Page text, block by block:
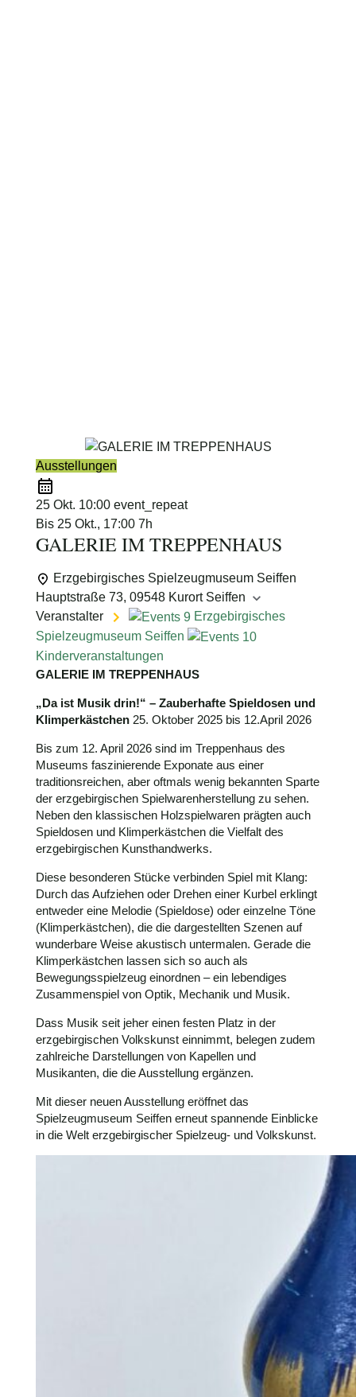
Ausstellungen
25 Okt. 10:00 event_repeat
Bis 25 Okt., 17:00 7h
GALERIE IM TREPPENHAUS
Erzgebirgisches Spielzeugmuseum Seiffen
Hauptstraße 73, 09548 Kurort Seiffen
Veranstalter
Erzgebirgisches
Spielzeugmuseum Seiffen
Kinderveranstaltungen
GALERIE IM TREPPENHAUS
„Da ist Musik drin!“ – Zauberhafte Spieldosen und
Klimperkästchen 25. Oktober 2025 bis 12.April 2026
Bis zum 12. April 2026 sind im Treppenhaus des
Museums faszinierende Exponate aus einer
traditionsreichen, aber oftmals wenig bekannten Sparte
der erzgebirgischen Spielwarenherstellung zu sehen.
Neben den klassischen Holzspielwaren prägten auch
Spieldosen und Klimperkästchen die Vielfalt des
erzgebirgischen Kunsthandwerks.
Diese besonderen Stücke verbinden Spiel mit Klang:
Durch das Aufziehen oder Drehen einer Kurbel erklingt
entweder eine Melodie (Spieldose) oder einzelne Töne
(Klimperkästchen), die die dargestellten Szenen auf
wunderbare Weise akustisch untermalen. Gerade die
Klimperkästchen lassen sich so auch als
Bewegungsspielzeug einordnen – ein lebendiges
Zusammenspiel von Optik, Mechanik und Musik.
Dass Musik seit jeher einen festen Platz in der
erzgebirgischen Volkskunst einnimmt, belegen zudem
zahlreiche Darstellungen von Kapellen und
Musikanten, die die Ausstellung ergänzen.
Mit dieser neuen Ausstellung eröffnet das
Spielzeugmuseum Seiffen erneut spannende Einblicke
in die Welt erzgebirgischer Spielzeug- und Volkskunst.